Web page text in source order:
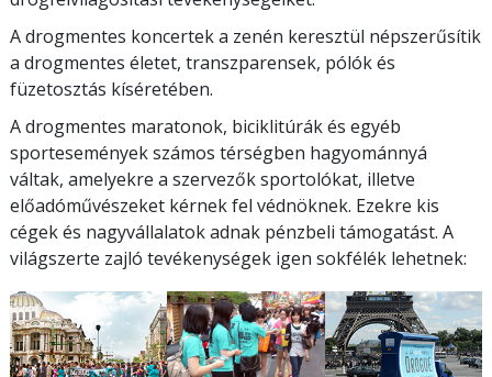
A drogmentes koncertek a zenén keresztül népszerűsítik
a drogmentes életet, transzparensek, pólók és
füzetosztás kíséretében.
A drogmentes maratonok, biciklitúrák és egyéb
sportesemények számos térségben hagyománnyá
váltak, amelyekre a szervezők sportolókat, illetve
előadóművészeket kérnek fel védnöknek. Ezekre kis
cégek és nagyvállalatok adnak pénzbeli támogatást. A
világszerte zajló tevékenységek igen sokfélék lehetnek: